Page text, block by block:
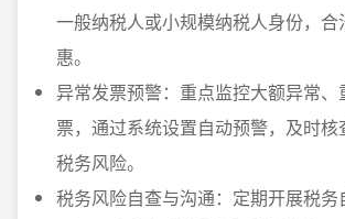
一般纳税人或小规模纳税人身份，合
惠。
异常发票预警：重点监控大额异常、
票，通过系统设置自动预警，及时核
税务风险。
税务风险自查与沟通：定期开展税务